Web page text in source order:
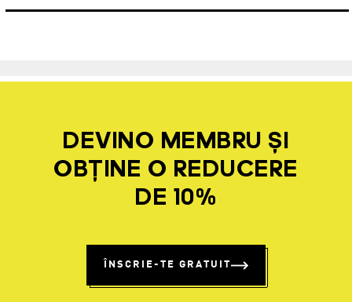
DEVINO MEMBRU ȘI
OBȚINE O REDUCERE
DE 10%
ÎNSCRIE-TE GRATUIT